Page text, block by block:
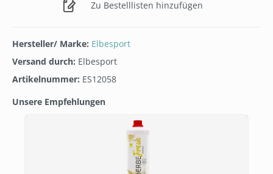
Zu Bestelllisten hinzufügen
Hersteller/ Marke: Elbesport
Versand durch: Elbesport
Artikelnummer: ES12058
Unsere Empfehlungen
Produktgalerie überspringen